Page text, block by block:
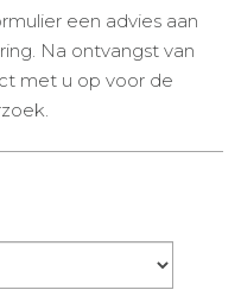
een advies aan
Na ontvangst van
met u op voor de